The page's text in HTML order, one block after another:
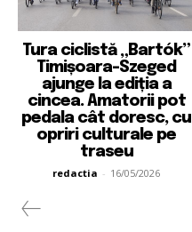
Tura ciclistă „Bartók”
Timișoara–Szeged
ajunge la ediția a
cincea. Amatorii pot
pedala cât doresc, cu
opriri culturale pe
traseu
redactia - 16/05/2026